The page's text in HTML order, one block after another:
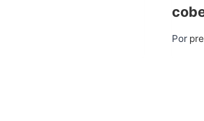
Por